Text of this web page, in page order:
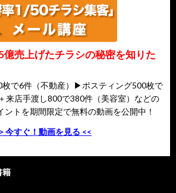
売上げたチラシの秘密を知りた
で6件（不動産）▶ポスティング500枚で
来店手渡し800で380件（美容室）などの
ントを期間限定で無料の動画を公開中！
今すぐ！動画を見る <<
籍